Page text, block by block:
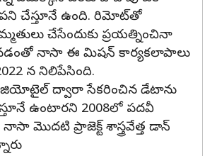
చేస్తూనే ఉంది. రిమోట్‌తో
చేసేందుకు ప్రయత్నించినా
నాసా ఈ మిషన్ కార్యకలాపాలు
న నిలిపేసింది.
ఈ జియోటైల్ ద్వారా సేకరించిన డేటాను
ఉంటారని 2008లో పదవీ
మొదటి ప్రాజెక్ట్ శాస్త్రవేత్త డాన్